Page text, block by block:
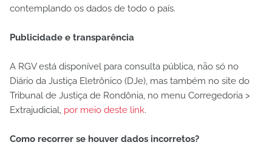
contemplando os dados de todo o país.
Publicidade e transparência
A RGV está disponível para consulta pública, não só no
Diário da Justiça Eletrônico (DJe), mas também no site do
Tribunal de Justiça de Rondônia, no menu Corregedoria >
Extrajudicial, por meio deste link.
Como recorrer se houver dados incorretos?